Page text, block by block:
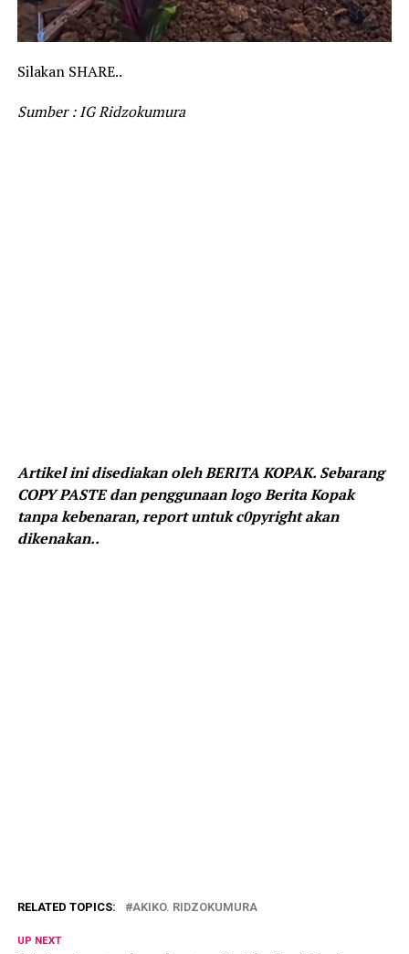
Silakan SHARE..
Sumber : IG Ridzokumura
Artikel ini disediakan oleh BERITA KOPAK. Sebarang
COPY PASTE dan penggunaan logo Berita Kopak
tanpa kebenaran, report untuk c0pyright akan
dikenakan..
RELATED TOPICS: AKIKO. RIDZOKUMURA
UP NEXT